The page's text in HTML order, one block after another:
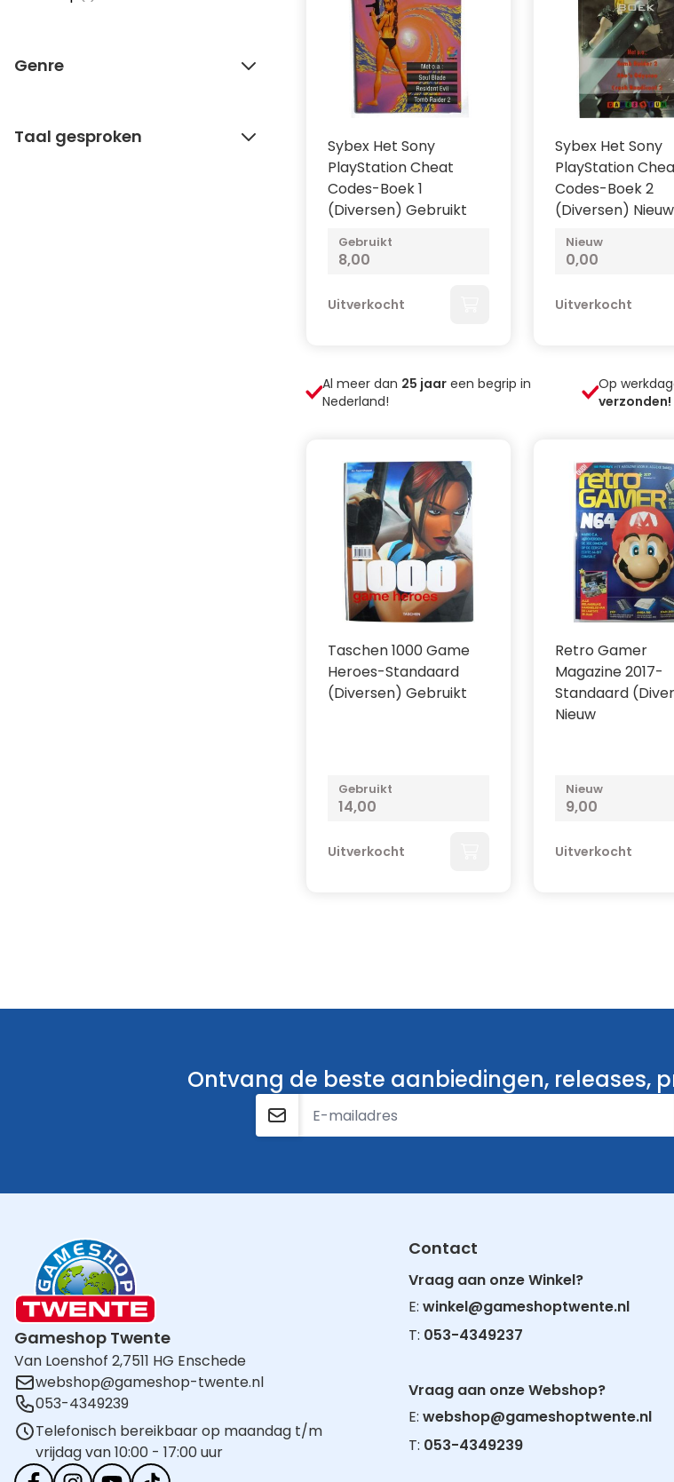
Genre
Taal gesproken
Sybex Het Sony
PlayStation Cheat
Codes-Boek 1
(Diversen) Gebruikt
Gebruikt
8,00
Uitverkocht
Sybex Het Sony
PlayStation
Codes-Boek 2
(Diversen) Nieuw
Nieuw
0,00
Uitverkocht
Al meer dan 25 jaar een begrip in
Nederland!
Op
verzonden!
Taschen 1000 Game
Heroes-Standaard
(Diversen) Gebruikt
Gebruikt
14,00
Uitverkocht
Retro Gamer
Magazine 2017-
Standaard
Nieuw
Nieuw
9,00
Uitverkocht
Ontvang de beste aanbiedingen, releases,
E-mailadres
Gameshop Twente
Van Loenshof 2,7511 HG Enschede
webshop@gameshop-twente.nl
053-4349239
Telefonisch bereikbaar op maandag t/m
vrijdag van 10:00 - 17:00 uur
Contact
Vraag aan onze Winkel?
E:winkel@gameshoptwente.nl
T: 053-4349237
Vraag aan onze Webshop?
E:webshop@gameshoptwente.nl
T: 053-4349239